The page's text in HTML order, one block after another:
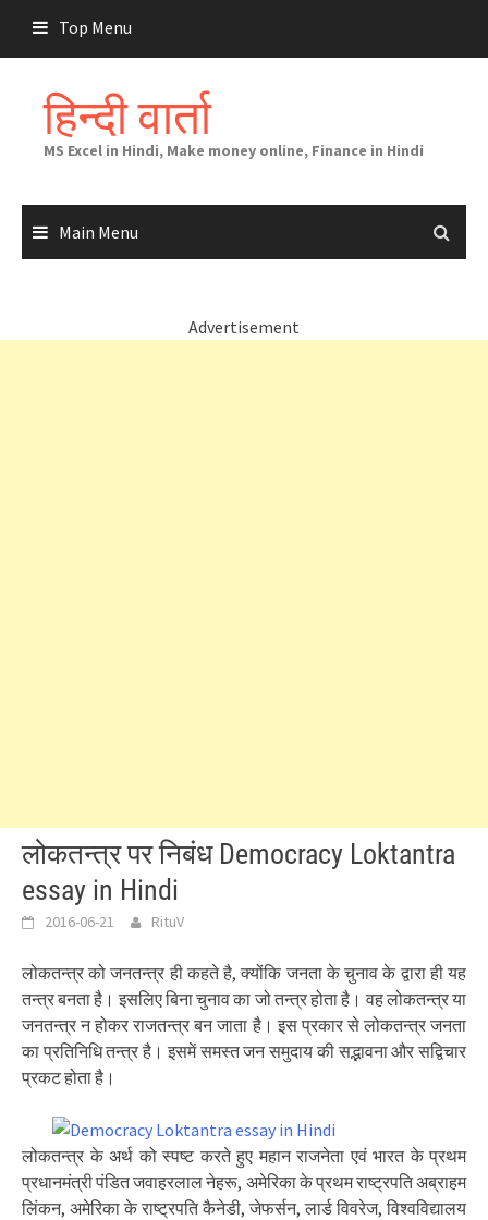
content
Top Menu
हिन्दी वार्ता
MS Excel in Hindi, Make money online, Finance in Hindi
Main Menu
Advertisement
लोकतन्त्र पर निबंध Democracy Loktantra
essay in Hindi
2016-06-21 RituV
लोकतन्त्र को जनतन्त्र ही कहते है, क्योंकि जनता के चुनाव के द्वारा ही यह
तन्त्र बनता है। इसलिए बिना चुनाव का जो तन्त्र होता है। वह लोकतन्त्र या
जनतन्त्र न होकर राजतन्त्र बन जाता है। इस प्रकार से लोकतन्त्र जनता
का प्रतिनिधि तन्त्र है। इसमें समस्त जन समुदाय की सद्भावना और सद्विचार
प्रकट होता है।
लोकतन्त्र के अर्थ को स्पष्ट करते हुए महान राजनेता एवं भारत के प्रथम
प्रधानमंत्री पंडित जवाहरलाल नेहरू, अमेरिका के प्रथम राष्ट्रपति अब्राहम
लिंकन, अमेरिका के राष्ट्रपति कैनेडी, जेफर्सन, लार्ड विवरेज, विश्वविद्यालय